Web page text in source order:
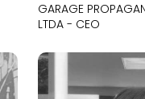
GARAGE
LTDA - CEO